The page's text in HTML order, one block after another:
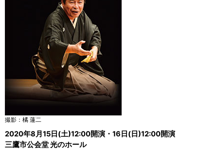
撮影：橘 蓮二
2020年8月15日(土)12:00開演・16日(日)12:00開演
三鷹市公会堂 光のホール